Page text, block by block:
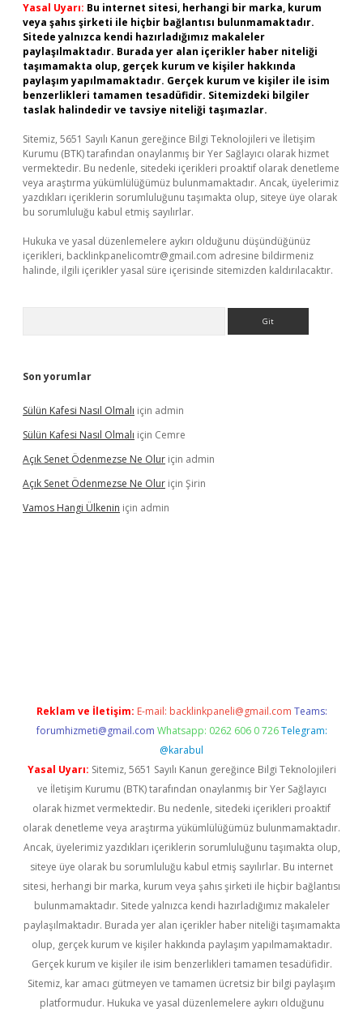
Yasal Uyarı: Bu internet sitesi, herhangi bir marka, kurum
veya şahıs şirketi ile hiçbir bağlantısı bulunmamaktadır.
Sitede yalnızca kendi hazırladığımız makaleler
paylaşılmaktadır. Burada yer alan içerikler haber niteliği
taşımamakta olup, gerçek kurum ve kişiler hakkında
paylaşım yapılmamaktadır. Gerçek kurum ve kişiler ile isim
benzerlikleri tamamen tesadüfidir. Sitemizdeki bilgiler
taslak halindedir ve tavsiye niteliği taşımazlar.
Sitemiz, 5651 Sayılı Kanun gereğince Bilgi Teknolojileri ve İletişim
Kurumu (BTK) tarafından onaylanmış bir Yer Sağlayıcı olarak hizmet
vermektedir. Bu nedenle, sitedeki içerikleri proaktif olarak denetleme
veya araştırma yükümlülüğümüz bulunmamaktadır. Ancak, üyelerimiz
yazdıkları içeriklerin sorumluluğunu taşımakta olup, siteye üye olarak
bu sorumluluğu kabul etmiş sayılırlar.
Hukuka ve yasal düzenlemelere aykırı olduğunu düşündüğünüz
içerikleri, backlinkpanelicomtr@gmail.com adresine bildirmeniz
halinde, ilgili içerikler yasal süre içerisinde sitemizden kaldırılacaktır.
Son yorumlar
Sülün Kafesi Nasıl Olmalı için admin
Sülün Kafesi Nasıl Olmalı için Cemre
Açık Senet Ödenmezse Ne Olur için admin
Açık Senet Ödenmezse Ne Olur için Şirin
Vamos Hangi Ülkenin için admin
Reklam ve İletişim: E-mail: backlinkpaneli@gmail.com Teams:
forumhizmeti@gmail.com Whatsapp: 0262 606 0 726 Telegram:
@karabul
Yasal Uyarı: Sitemiz, 5651 Sayılı Kanun gereğince Bilgi Teknolojileri
ve İletişim Kurumu (BTK) tarafından onaylanmış bir Yer Sağlayıcı
olarak hizmet vermektedir. Bu nedenle, sitedeki içerikleri proaktif
olarak denetleme veya araştırma yükümlülüğümüz bulunmamaktadır.
Ancak, üyelerimiz yazdıkları içeriklerin sorumluluğunu taşımakta olup,
siteye üye olarak bu sorumluluğu kabul etmiş sayılırlar. Bu internet
sitesi, herhangi bir marka, kurum veya şahıs şirketi ile hiçbir bağlantısı
bulunmamaktadır. Sitede yalnızca kendi hazırladığımız makaleler
paylaşılmaktadır. Burada yer alan içerikler haber niteliği taşımamakta
olup, gerçek kurum ve kişiler hakkında paylaşım yapılmamaktadır.
Gerçek kurum ve kişiler ile isim benzerlikleri tamamen tesadüfidir.
Sitemiz, kar amacı gütmeyen ve tamamen ücretsiz bir bilgi paylaşım
platformudur. Hukuka ve yasal düzenlemelere aykırı olduğunu